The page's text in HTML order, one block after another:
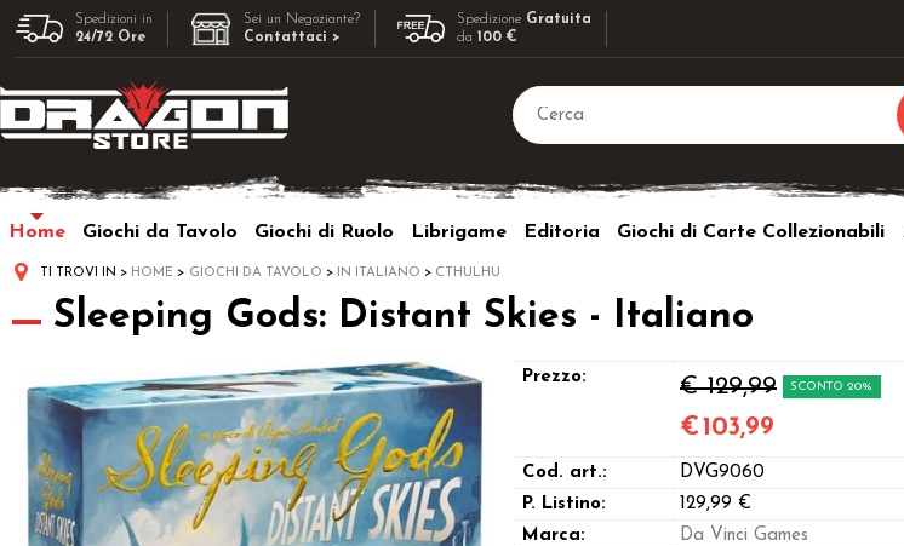
Spedizioni in
24/72 Ore
Sei un Negoziante?
Contattaci >
Spedizione Gratuita
da100 €
Home Giochi da Tavolo Giochi di Ruolo Librigame Editoria Giochi di Carte Collezionabili
TI TROVI IN HOME GIOCHI DA TAVOLO IN ITALIANO CTHULHU
Sleeping Gods: Distant Skies - Italiano
Prezzo: € 129,99 SCONTO 20%
€ 103,99
Cod. art.:
DVG9060
P. Listino:
129,99 €
Marca:
Da Vinci Games